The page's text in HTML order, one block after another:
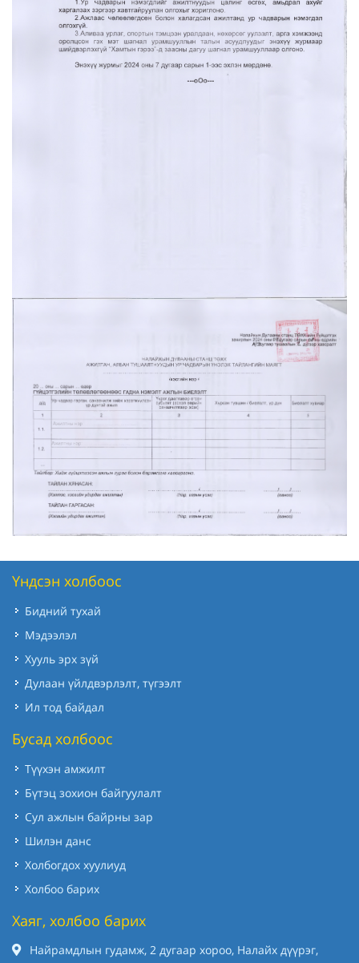
Үндсэн холбоос
Бидний тухай
Мэдээлэл
Хууль эрх зүй
Дулаан үйлдвэрлэлт, түгээлт
Ил тод байдал
Бусад холбоос
Түүхэн амжилт
Бүтэц зохион байгуулалт
Сул ажлын байрны зар
Шилэн данс
Холбогдох хуулиуд
Холбоо барих
Хаяг, холбоо барих
Найрамдлын гудамж, 2 дугаар хороо, Налайх дүүрэг,